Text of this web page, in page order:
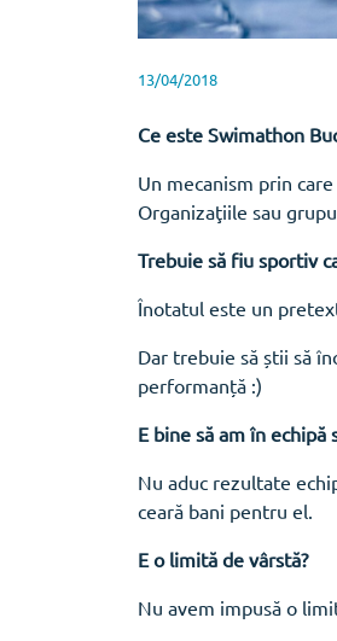
13/04/2018
Ce este Swimathon
Un mecanism prin
Organizaţiile sau
Trebuie să fiu sportiv
Înotatul este un
Dar trebuie să știi să
performanță :)
E bine să am în
Nu aduc rezultate
ceară bani pentru el.
E o limită de vârstă?
Nu avem impusă o